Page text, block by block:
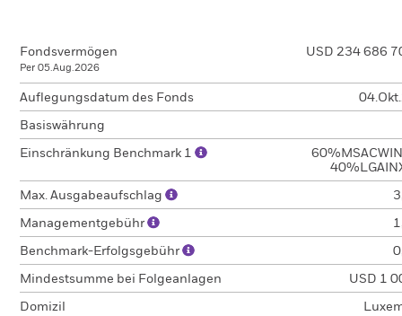
Fondsvermögen
Per 05.Aug.2026
USD 234 686
Auflegungsdatum des Fonds
Basiswährung
Einschränkung Benchmark 1
Max. Ausgabeaufschlag
Managementgebühr
Benchmark-Erfolgsgebühr
Mindestsumme bei Folgeanlagen USD 1
Domizil